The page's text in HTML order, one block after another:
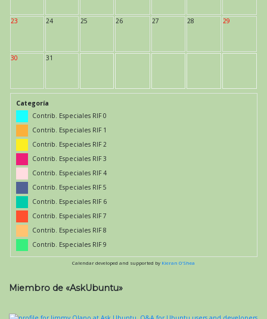
23 24 25 26 27 28 29
30 31
Categoría
Contrib. Especiales RIF 0
Contrib. Especiales RIF 1
Contrib. Especiales RIF 2
Contrib. Especiales RIF 3
Contrib. Especiales RIF 4
Contrib. Especiales RIF 5
Contrib. Especiales RIF 6
Contrib. Especiales RIF 7
Contrib. Especiales RIF 8
Contrib. Especiales RIF 9
Calendar developed and supported by Kieran O'Shea
Miembro de «AskUbuntu»